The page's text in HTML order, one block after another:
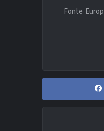
Fonte: